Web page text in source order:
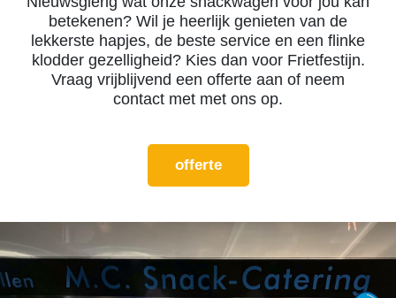
betekenen? Wil je heerlijk genieten van de
lekkerste hapjes, de beste service en een flinke
klodder gezelligheid? Kies dan voor Frietfestijn.
Vraag vrijblijvend een offerte aan of neem
contact met met ons op.
offerte